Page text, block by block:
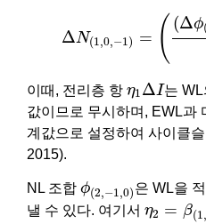
ΔN(1,0,−1) = ( (Δϕ
ϕ 0
이때, 전리층 항 η1ΔI
Δ I는
값이므로 무시하며, EWL과
계값으로 설정하여 사이클
2015).
NL 조합 ϕ(2,−1,0)
ϕ 0)
은 WL을
낼 수 있다. 여기서 η2 = β(1,
η (1